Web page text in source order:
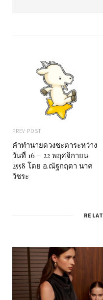
PREV POST
คำทำนายดวงชะตาระหว่าง
วันที่ 16 – 22 พฤศจิกายน
2558 โดย อ.ณัฐกฤตา นาค
วัชระ